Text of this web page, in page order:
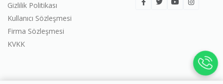
Gizlilik Politikası
Kullanıcı Sözleşmesi
Firma Sözleşmesi
KVKK